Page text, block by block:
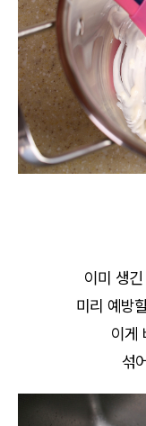
이미 생
미리 예방
이게
섞